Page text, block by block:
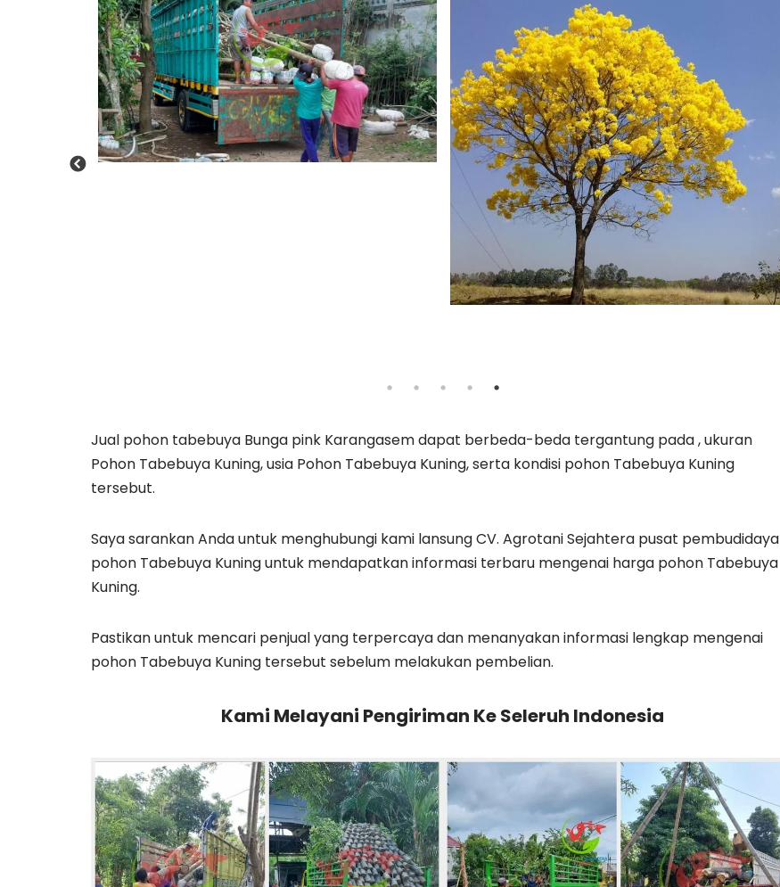
Jual pohon tabebuya Bunga pink Karangasem dapat berbeda-beda tergantung pada , ukuran
Pohon Tabebuya Kuning, usia Pohon Tabebuya Kuning, serta kondisi pohon Tabebuya Kuning
tersebut.
Saya sarankan Anda untuk menghubungi kami lansung CV. Agrotani Sejahtera pusat pembudidaya
pohon Tabebuya Kuning untuk mendapatkan informasi terbaru mengenai harga pohon Tabebuya
Kuning.
Pastikan untuk mencari penjual yang terpercaya dan menanyakan informasi lengkap mengenai
pohon Tabebuya Kuning tersebut sebelum melakukan pembelian.
Kami Melayani Pengiriman Ke Seleruh Indonesia